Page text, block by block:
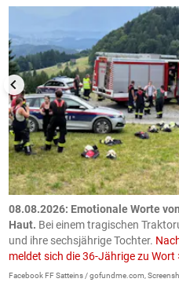
08.08.2026: Emotionale Worte
Haut. Bei einem tragischen
und ihre sechsjährige Tochter.
meldet sich die 36-Jährige zu Wort
Facebook FF Satteins / gofundme.com,